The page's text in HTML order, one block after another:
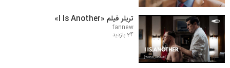
تریلر فیلم «I Is Another»
fannew
24 بازدید